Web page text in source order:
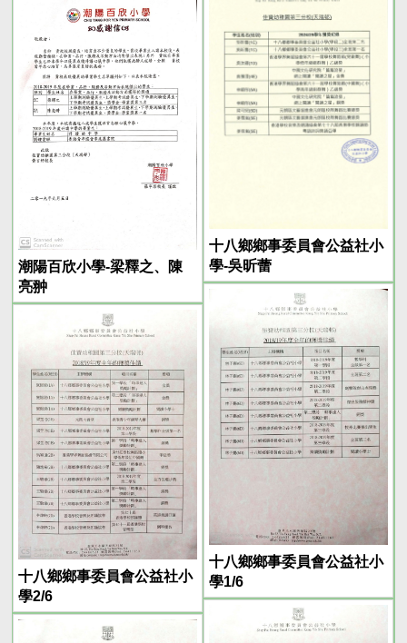
十八鄉鄉事委員會公益社小
學-吳昕蕾
潮陽百欣小學-梁釋之、陳
亮翀
十八鄉鄉事委員會公益社小
學1/6
十八鄉鄉事委員會公益社小
學2/6